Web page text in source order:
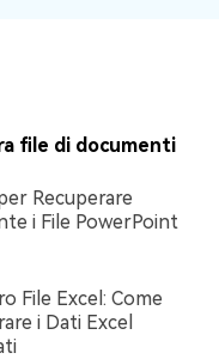
file di documenti
Recuperare
i File PowerPoint
File Excel: Come
i Dati Excel